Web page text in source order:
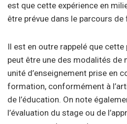
est que cette expérience en
être prévue dans le parcours
Il est en outre rappelé que
peut être une des modalités de
unité d’enseignement prise en
formation, conformément à
de l’éducation. On note
l’évaluation du stage ou de